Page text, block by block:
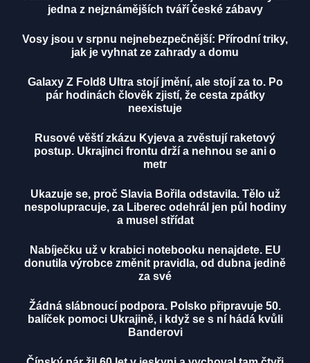
jedna z nejznámějších tváří české zábavy
Vosy jsou v srpnu nejnebezpečnější: Přírodní triky,
jak je vyhnat ze zahrady a domu
Galaxy Z Fold8 Ultra stojí jmění, ale stojí za to. Po
pár hodinách člověk zjistí, že cesta zpátky
neexistuje
Rusové věští zkázu Kyjeva a zvěstují raketový
postup. Ukrajinci frontu drží a nehnou se ani o
metr
Ukazuje se, proč Slavia Bořila odstavila. Tělo už
nespolupracuje, za Liberec odehrál jen půl hodiny
a musel střídat
Nabíječku už v krabici notebooku nenajdete. EU
donutila výrobce změnit pravidla, od dubna jedině
za své
Žádná slábnoucí podpora. Polsko připravuje 50.
balíček pomoci Ukrajině, i když se s ní hádá kvůli
Banderovi